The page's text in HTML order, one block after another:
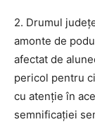
2. Drumul
amonte de
afectat de
pericol pentru
cu atenție în
semnificației